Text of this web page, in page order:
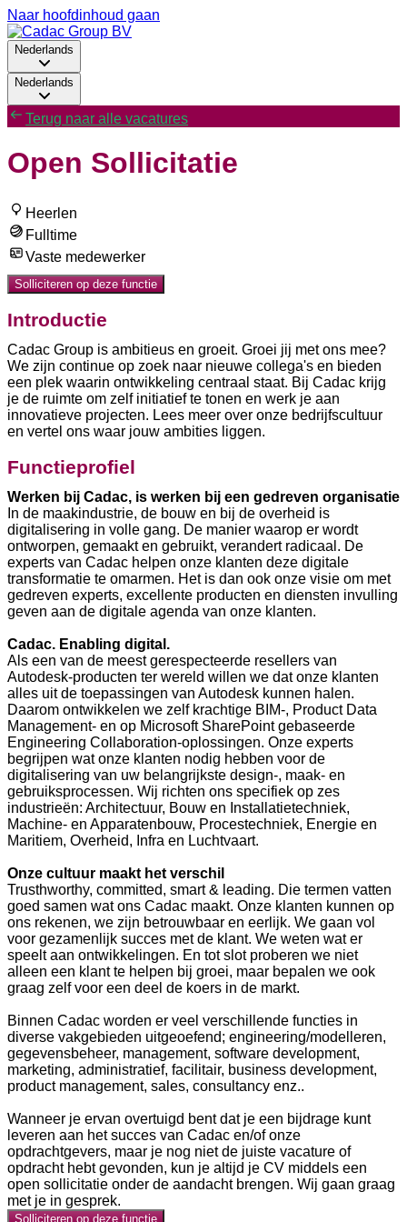
Naar hoofdinhoud gaan
Nederlands
Nederlands
Terug naar alle vacatures
Open Sollicitatie
Heerlen
Fulltime
Vaste medewerker
Solliciteren op deze functie
Introductie
Cadac Group is ambitieus en groeit. Groei jij met ons mee?
We zijn continue op zoek naar nieuwe collega's en bieden
een plek waarin ontwikkeling centraal staat. Bij Cadac krijg
je de ruimte om zelf initiatief te tonen en werk je aan
innovatieve projecten. Lees meer over onze bedrijfscultuur
en vertel ons waar jouw ambities liggen.
Functieprofiel
Werken bij Cadac, is werken bij een gedreven organisatie
In de maakindustrie, de bouw en bij de overheid is
digitalisering in volle gang. De manier waarop er wordt
ontworpen, gemaakt en gebruikt, verandert radicaal. De
experts van Cadac helpen onze klanten deze digitale
transformatie te omarmen. Het is dan ook onze visie om met
gedreven experts, excellente producten en diensten invulling
geven aan de digitale agenda van onze klanten.
Cadac. Enabling digital.
Als een van de meest gerespecteerde resellers van
Autodesk-producten ter wereld willen we dat onze klanten
alles uit de toepassingen van Autodesk kunnen halen.
Daarom ontwikkelen we zelf krachtige BIM-, Product Data
Management- en op Microsoft SharePoint gebaseerde
Engineering Collaboration-oplossingen. Onze experts
begrijpen wat onze klanten nodig hebben voor de
digitalisering van uw belangrijkste design-, maak- en
gebruiksprocessen. Wij richten ons specifiek op zes
industrieën: Architectuur, Bouw en Installatietechniek,
Machine- en Apparatenbouw, Procestechniek, Energie en
Maritiem, Overheid, Infra en Luchtvaart.
Onze cultuur maakt het verschil
Trusthworthy, committed, smart & leading. Die termen vatten
goed samen wat ons Cadac maakt. Onze klanten kunnen op
ons rekenen, we zijn betrouwbaar en eerlijk. We gaan vol
voor gezamenlijk succes met de klant. We weten wat er
speelt aan ontwikkelingen. En tot slot proberen we niet
alleen een klant te helpen bij groei, maar bepalen we ook
graag zelf voor een deel de koers in de markt.
Binnen Cadac worden er veel verschillende functies in
diverse vakgebieden uitgeoefend; engineering/modelleren,
gegevensbeheer, management, software development,
marketing, administratief, facilitair, business development,
product management, sales, consultancy enz..
Wanneer je ervan overtuigd bent dat je een bijdrage kunt
leveren aan het succes van Cadac en/of onze
opdrachtgevers, maar je nog niet de juiste vacature of
opdracht hebt gevonden, kun je altijd je CV middels een
open sollicitatie onder de aandacht brengen. Wij gaan graag
met je in gesprek.
Solliciteren op deze functie